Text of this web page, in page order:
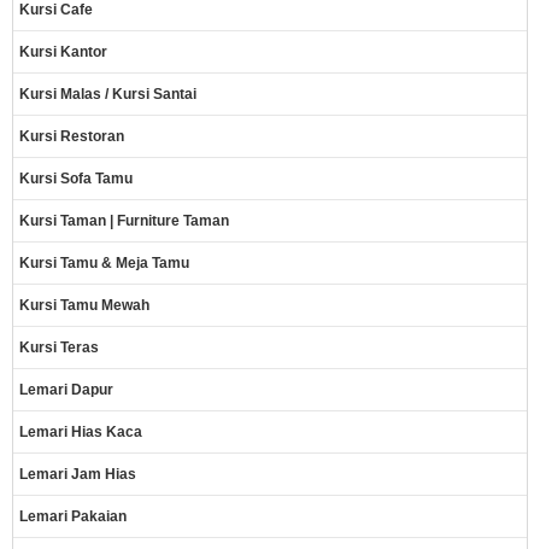
Kursi Cafe
Kursi Kantor
Kursi Malas / Kursi Santai
Kursi Restoran
Kursi Sofa Tamu
Kursi Taman | Furniture Taman
Kursi Tamu & Meja Tamu
Kursi Tamu Mewah
Kursi Teras
Lemari Dapur
Lemari Hias Kaca
Lemari Jam Hias
Lemari Pakaian